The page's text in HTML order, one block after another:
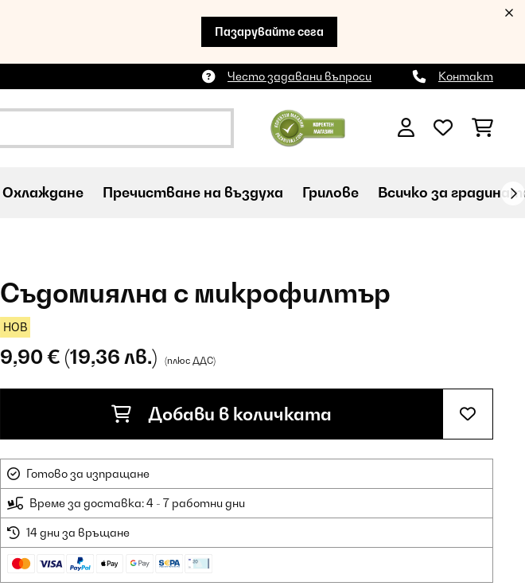
Пазарувайте сега
Често задавани въпроси Контакт
Охлаждане Пречистване на въздуха Грилове Всичко за
Съдомиялна с микрофилтър
НОВ
9,90 € (19,36 лв.) (плюс ДДС)
Добави в количката
Готово за изпращане
Време за доставка: 4 - 7 работни дни
14 дни за връщане